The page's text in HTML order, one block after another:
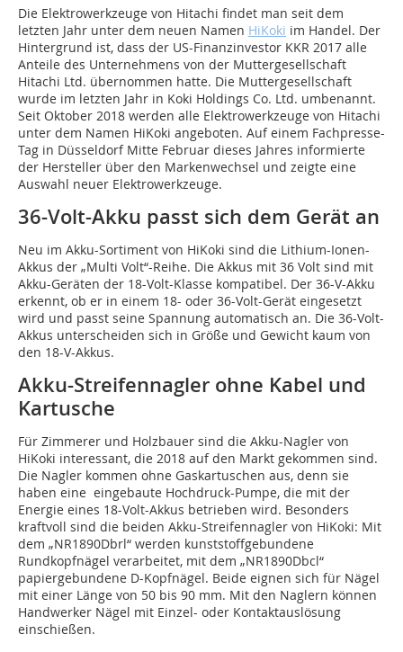
Die Elektrowerkzeuge von Hitachi findet man seit dem
letzten Jahr unter dem neuen Namen HiKoki im Handel. Der
Hintergrund ist, dass der US-Finanzinvestor KKR 2017 alle
Anteile des Unternehmens von der Muttergesellschaft
Hitachi Ltd. übernommen hatte. Die Muttergesellschaft
wurde im letzten Jahr in Koki Holdings Co. Ltd. umbenannt.
Seit Oktober 2018 werden alle Elektrowerkzeuge von Hitachi
unter dem Namen HiKoki angeboten. Auf einem Fachpresse-
Tag in Düsseldorf Mitte Februar dieses Jahres informierte
der Hersteller über den Markenwechsel und zeigte eine
Auswahl neuer Elektrowerkzeuge.
36-Volt-Akku passt sich dem Gerät an
Neu im Akku-Sortiment von HiKoki sind die Lithium-Ionen-
Akkus der „Multi Volt“-Reihe. Die Akkus mit 36 Volt sind mit
Akku-Geräten der 18-Volt-Klasse kompatibel. Der 36-V-Akku
erkennt, ob er in einem 18- oder 36-Volt-Gerät eingesetzt
wird und passt seine Spannung automatisch an. Die 36-Volt-
Akkus unterscheiden sich in Größe und Gewicht kaum von
den 18-V-Akkus.
Akku-Streifennagler ohne Kabel und
Kartusche
Für Zimmerer und Holzbauer sind die Akku-Nagler von
HiKoki interessant, die 2018 auf den Markt gekommen sind.
Die Nagler kommen ohne Gaskartuschen aus, denn sie
haben eine eingebaute Hochdruck-Pumpe, die mit der
Energie eines 18-Volt-Akkus betrieben wird. Besonders
kraftvoll sind die beiden Akku-Streifennagler von HiKoki: Mit
dem „NR1890Dbrl“ werden kunststoffgebundene
Rundkopfnägel verarbeitet, mit dem „NR1890Dbcl“
papiergebundene D-Kopfnägel. Beide eignen sich für Nägel
mit einer Länge von 50 bis 90 mm. Mit den Naglern können
Handwerker Nägel mit Einzel- oder Kontaktauslösung
einschießen.